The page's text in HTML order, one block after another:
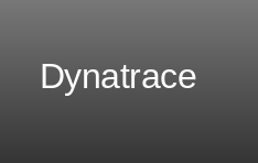
Dynatrace